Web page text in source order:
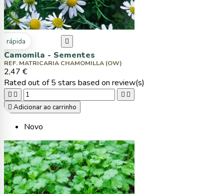
rápida 
Camomila - Sementes
REF. MATRICARIA CHAMOMILLA (OW)
2,47 €
Rated out of 5 stars based on review(s)
   
 Adicionar ao carrinho
Novo